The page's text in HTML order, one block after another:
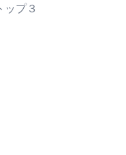
プ３